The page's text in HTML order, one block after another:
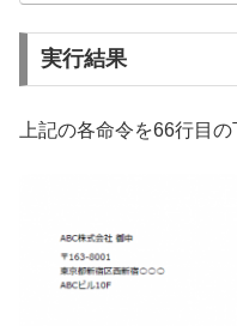
実行結果
上記の各命令を66行目